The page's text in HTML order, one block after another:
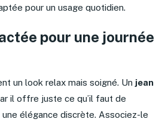
pour un usage quotidien.
pour une journée
un look relax mais soigné. Un jean
il offre juste ce qu’il faut de
élégance discrète. Associez-le